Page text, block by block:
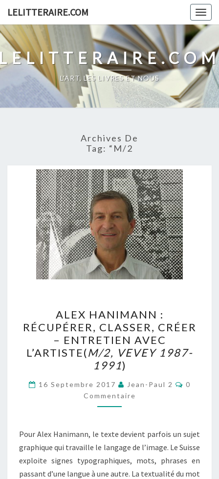
content
LELITTERAIRE.COM
L'ART, LES LIVRES ET NOUS
Archives De
Tag: “M/2
HANIMANN
:
RÉCUPÉRER,
CLASSER,
CRÉER
–
ENTRETIEN
AVEC
VEVEY
1987-
1991)
ALEX HANIMANN :
RÉCUPÉRER, CLASSER, CRÉER
– ENTRETIEN AVEC
L’ARTISTE(M/2, VEVEY 1987-
1991)
16 Septembre 2017 Jean-Paul 2
0
Commentaire
Pour Alex Hanimann, le texte devient parfois un sujet
graphique qui travaille le langage de l’image. Le Suisse
exploite signes typographiques, mots, phrases en
passant d’une langue à une autre. La textualité du mot